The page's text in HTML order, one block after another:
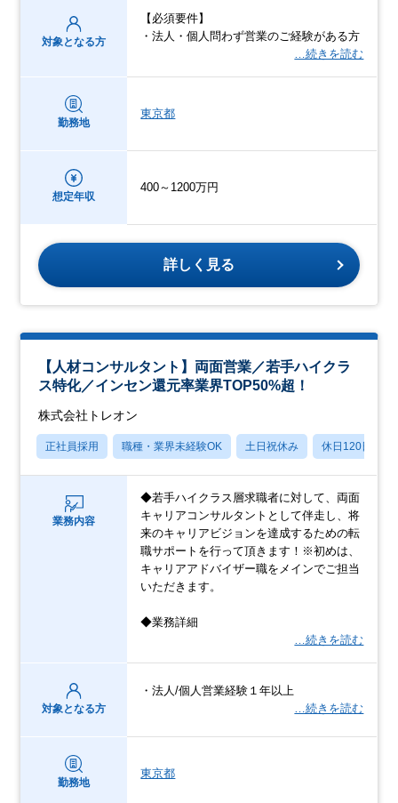
対象となる方
【必須要件】
・法人・個人問わず営業のご経験がある方
…続きを読む
勤務地
東京都
想定年収
400～1200万円
詳しく見る
【人材コンサルタント】両面営業／若手ハイクラ
ス特化／インセン還元率業界TOP50%超！
株式会社トレオン
正社員採用 職種・業界未経験OK 土日祝休み 休日120日以上
業務内容
◆若手ハイクラス層求職者に対して、両面
キャリアコンサルタントとして伴走し、将
来のキャリアビジョンを達成するための転
職サポートを行って頂きます！※初めは、
キャリアアドバイザー職をメインでご担当
いただきます。
◆業務詳細
…続きを読む
対象となる方
・法人/個人営業経験１年以上
…続きを読む
勤務地
東京都